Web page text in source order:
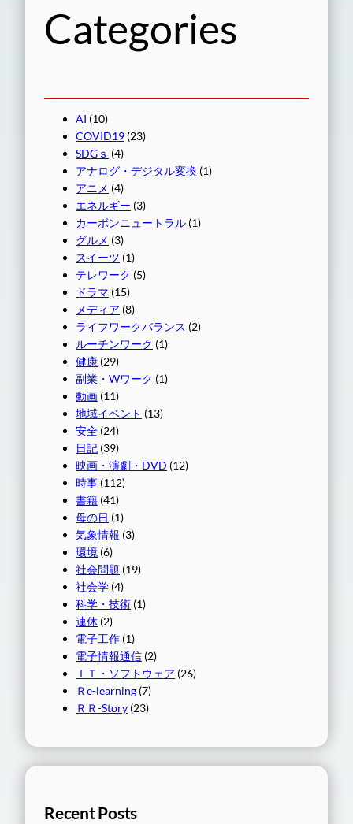
Categories
AI (10)
COVID19 (23)
SDGｓ (4)
アナログ・デジタル変換 (1)
アニメ (4)
エネルギー (3)
カーボンニュートラル (1)
グルメ (3)
スイーツ (1)
テレワーク (5)
ドラマ (15)
メディア (8)
ライフワークバランス (2)
ルーチンワーク (1)
健康 (29)
副業・Wワーク (1)
動画 (11)
地域イベント (13)
安全 (24)
日記 (39)
映画・演劇・DVD (12)
時事 (112)
書籍 (41)
母の日 (1)
気象情報 (3)
環境 (6)
社会問題 (19)
社会学 (4)
科学・技術 (1)
連休 (2)
電子工作 (1)
電子情報通信 (2)
ＩＴ・ソフトウェア (26)
Ｒe-learning (7)
ＲＲ-Story (23)
Recent Posts